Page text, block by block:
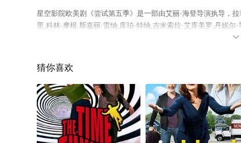
星空影院欧美剧《尝试第五季》是一部由艾丽·海登导演执导，
里,科林·摩根,斯嘉丽·雷纳,库珀·特纳,吉米索拉·艾库美罗,丹妮
全集就上星空影视，更多相关信息可移步至豆瓣电视剧、电视猫
猜你喜欢